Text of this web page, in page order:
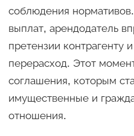
соблюдения
выплат, арендодатель
претензии контрагенту
перерасход. Этот
соглашения, которым
имущественные и
отношения.